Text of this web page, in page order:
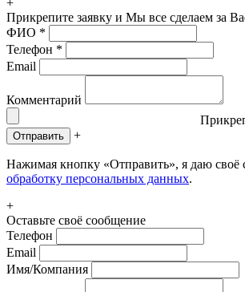
+
Прикрепите заявку и Мы все сделаем за
ФИО *
Телефон *
Email
Комментарий
Отправить +
Нажимая кнопку «Отправить», я даю своё
обработку персональных данных.
+
Оставьте своё сообщение
Телефон
Email
Имя/Компания